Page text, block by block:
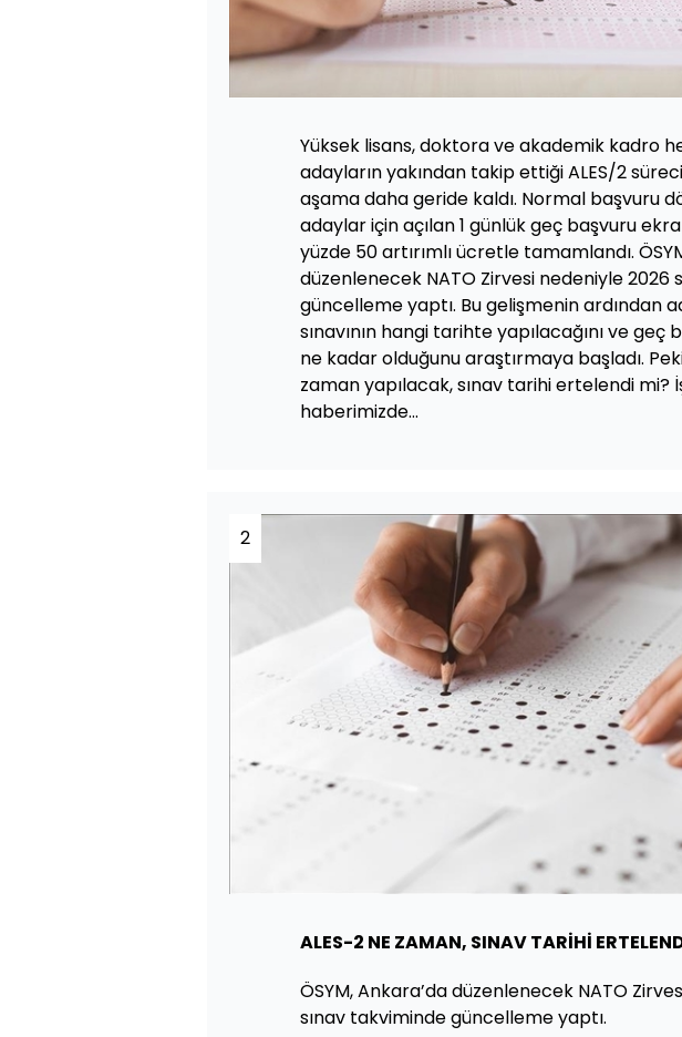
Yüksek lisans, doktora ve akademik kadro
adayların yakından takip ettiği ALES/2
aşama daha geride kaldı. Normal başvuru
adaylar için açılan 1 günlük geç başvuru
yüzde 50 artırımlı ücretle tamamlandı.
düzenlenecek NATO Zirvesi nedeniyle 2026
güncelleme yaptı. Bu gelişmenin ardından
sınavının hangi tarihte yapılacağını ve
ne kadar olduğunu araştırmaya başladı.
zaman yapılacak, sınav tarihi ertelendi
haberimizde...
2
ALES-2 NE ZAMAN, SINAV TARİHİ
ÖSYM, Ankara’da düzenlenecek NATO
sınav takviminde güncelleme yaptı.